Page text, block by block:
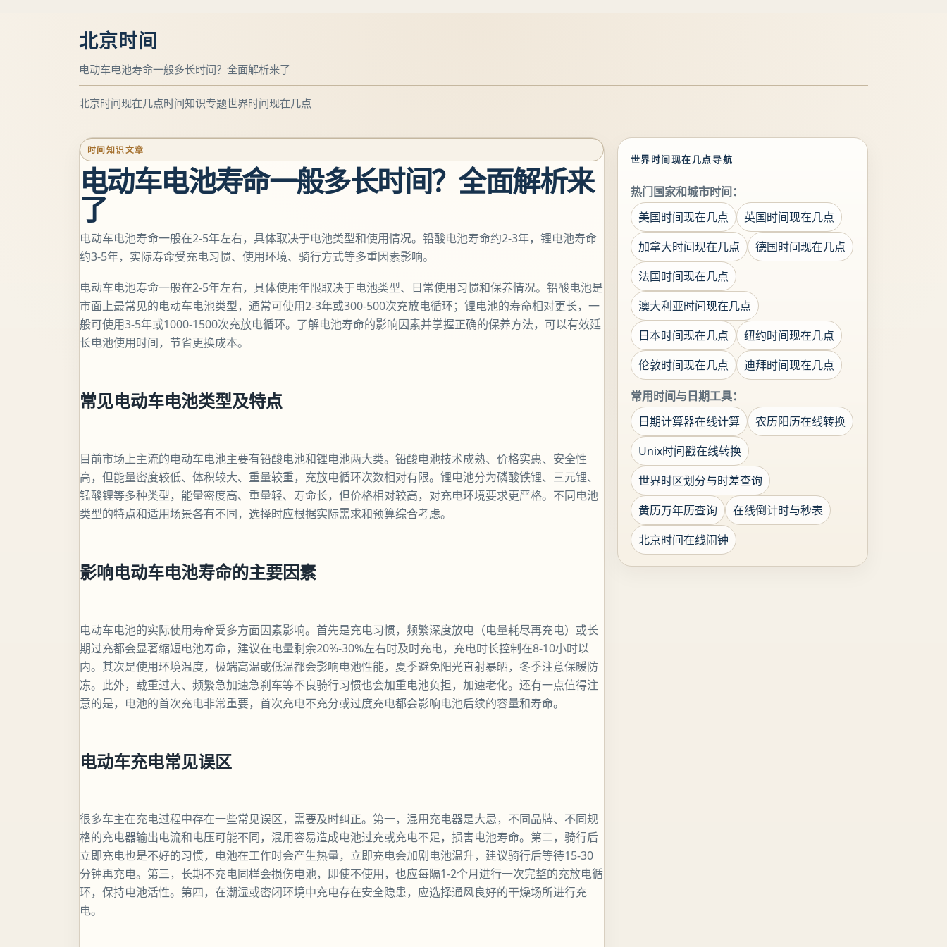
北京时间
电动车电池寿命一般多长时间？全面解析来了
北京时间现在几点时间知识专题世界时间现在几点
时间知识文章
电动车电池寿命一般多长时间？全面解析来
了
电动车电池寿命一般在2-5年左右，具体取决于电池类型和使用情况。铅酸电池寿命约2-3年，锂电池寿命
约3-5年，实际寿命受充电习惯、使用环境、骑行方式等多重因素影响。
电动车电池寿命一般在2-5年左右，具体使用年限取决于电池类型、日常使用习惯和保养情况。铅酸电池是
市面上最常见的电动车电池类型，通常可使用2-3年或300-500次充放电循环；锂电池的寿命相对更长，一
般可使用3-5年或1000-1500次充放电循环。了解电池寿命的影响因素并掌握正确的保养方法，可以有效延
长电池使用时间，节省更换成本。
常见电动车电池类型及特点
目前市场上主流的电动车电池主要有铅酸电池和锂电池两大类。铅酸电池技术成熟、价格实惠、安全性
高，但能量密度较低、体积较大、重量较重，充放电循环次数相对有限。锂电池分为磷酸铁锂、三元锂、
锰酸锂等多种类型，能量密度高、重量轻、寿命长，但价格相对较高，对充电环境要求更严格。不同电池
类型的特点和适用场景各有不同，选择时应根据实际需求和预算综合考虑。
影响电动车电池寿命的主要因素
电动车电池的实际使用寿命受多方面因素影响。首先是充电习惯，频繁深度放电（电量耗尽再充电）或长
期过充都会显著缩短电池寿命，建议在电量剩余20%-30%左右时及时充电，充电时长控制在8-10小时以
内。其次是使用环境温度，极端高温或低温都会影响电池性能，夏季避免阳光直射暴晒，冬季注意保暖防
冻。此外，载重过大、频繁急加速急刹车等不良骑行习惯也会加重电池负担，加速老化。还有一点值得注
意的是，电池的首次充电非常重要，首次充电不充分或过度充电都会影响电池后续的容量和寿命。
电动车充电常见误区
很多车主在充电过程中存在一些常见误区，需要及时纠正。第一，混用充电器是大忌，不同品牌、不同规
格的充电器输出电流和电压可能不同，混用容易造成电池过充或充电不足，损害电池寿命。第二，骑行后
立即充电也是不好的习惯，电池在工作时会产生热量，立即充电会加剧电池温升，建议骑行后等待15-30
分钟再充电。第三，长期不充电同样会损伤电池，即使不使用，也应每隔1-2个月进行一次完整的充放电循
环，保持电池活性。第四，在潮湿或密闭环境中充电存在安全隐患，应选择通风良好的干燥场所进行充
电。
世界时间现在几点导航
热门国家和城市时间：
美国时间现在几点
英国时间现在几点
加拿大时间现在几点
德国时间现在几点
法国时间现在几点
澳大利亚时间现在几点
日本时间现在几点
纽约时间现在几点
伦敦时间现在几点
迪拜时间现在几点
常用时间与日期工具：
日期计算器在线计算
农历阳历在线转换
Unix时间戳在线转换
世界时区划分与时差查询
黄历万年历查询
在线倒计时与秒表
北京时间在线闹钟